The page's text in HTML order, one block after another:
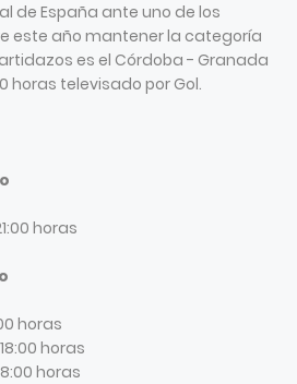
de España ante uno de los
este año mantener la categoría
es el Córdoba - Granada
horas televisado por Gol.
horas
horas
horas
horas